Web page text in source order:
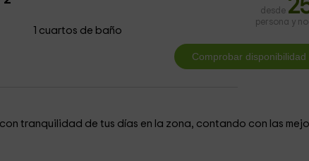
1 cuartos de baño
desde
persona y
tranquilidad de tus días en la zona, contando con las